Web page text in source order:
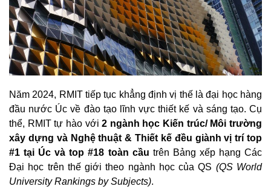
Năm 2024, RMIT tiếp tục khẳng định vị thế là đại học hàng
đầu nước Úc về đào tạo lĩnh vực thiết kế và sáng tạo. Cụ
thể, RMIT tự hào với2 ngành học Kiến trúc/ Môi trường
xây dựng và Nghệ thuật & Thiết kế đều giành vị trí top
#1 tại Úc và top #18 toàn cầu trên Bảng xếp hạng Các
Đại học trên thế giới theo ngành học của QS (QS World
University Rankings by Subjects).